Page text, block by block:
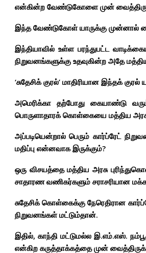
என்கின்ற வேண்டுகோளைமுன்
இந்த வேண்டுகோள் யாருக்கு முன்னால்
இந்தியாவில் உள்ள பரந்துபட்ட
நிறுவனங்களுக்கு உதவுகின்ற அதே
‘சுதேசிக் குரல்’ மாதிரியான இந்தக்
அமெரிக்கா தற்போது கையாண்டு
பொருளாதாரக் கொள்கையை மத்திய அரசு
அப்படியென்றால் பெரும் கார்ப்ரேட்
மதிப்பு என்னவாக இருக்கும்?
ஒரு விசயத்தை மத்திய அரசு
சாதாரண வணிகர்களும் சராசரியான
சுதேசிக் கொள்கைக்கு நேரெதிரான
நிறுவனங்கள் மட்டும்தான்.
இதில், காந்தி மட்டுமல்ல இ.எம்.எஸ்.
என்கிற கருத்தாக்கத்தை முன்